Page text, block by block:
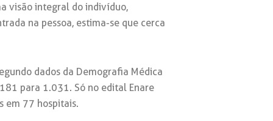
visão integral do indivíduo,
na pessoa, estima-se que cerca
dados da Demografia Médica
para 1.031. Só no edital Enare
em 77 hospitais.